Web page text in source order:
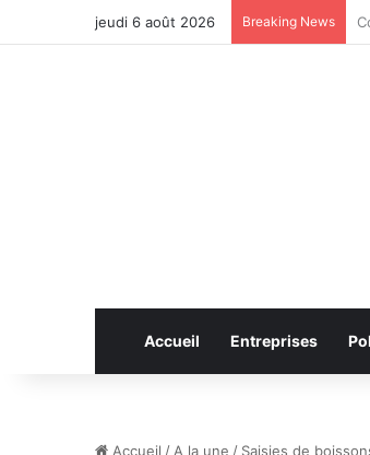
jeudi 6 août 2026 Breaking News
Accueil Entreprises
Accueil / A la une / Saisies de